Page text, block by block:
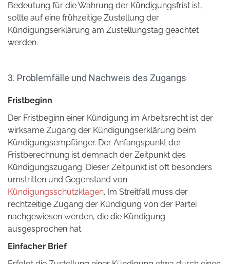
Bedeutung für die Wahrung der Kündigungsfrist ist,
sollte auf eine frühzeitige Zustellung der
Kündigungserklärung am Zustellungstag geachtet
werden.
3. Problemfälle und Nachweis des Zugangs
Fristbeginn
Der Fristbeginn einer Kündigung im Arbeitsrecht ist der
wirksame Zugang der Kündigungserklärung beim
Kündigungsempfänger. Der Anfangspunkt der
Fristberechnung ist demnach der Zeitpunkt des
Kündigungszugang. Dieser Zeitpunkt ist oft besonders
umstritten und Gegenstand von
Kündigungsschutzklagen. Im Streitfall muss der
rechtzeitige Zugang der Kündigung von der Partei
nachgewiesen werden, die die Kündigung
ausgesprochen hat.
Einfacher Brief